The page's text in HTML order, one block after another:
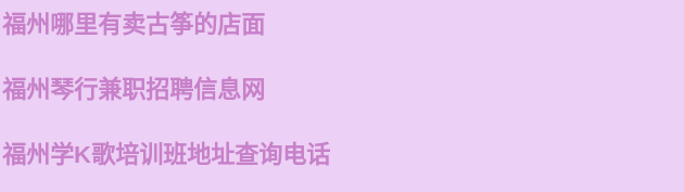
福州哪里有卖古筝的店面
福州琴行兼职招聘信息网
福州学K歌培训班地址查询电话